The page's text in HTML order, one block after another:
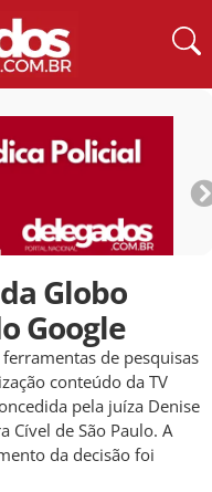
Globo
Google
de pesquisas
conteúdo da TV
pela juíza Denise
Cível de São Paulo. A
da decisão foi